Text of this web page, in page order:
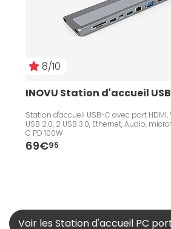
8/10
INOVU Station d'accueil
Station d'accueil USB-C avec port HDMI,
USB 2.0, 2 USB 3.0, Ethernet, Audio,
C PD 100W
69€95
Voir les Station d'accueil PC